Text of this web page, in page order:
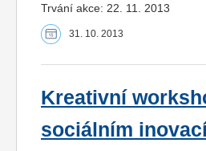
Trvání akce: 22. 11. 2013
31. 10. 2013
Kreativní
sociálním